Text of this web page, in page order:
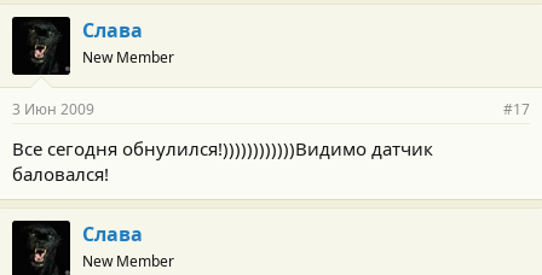
Слава
New Member
3 Июн 2009 #17
Все сегодня обнулился!))))))))))))Видимо датчик
баловался!
Слава
New Member